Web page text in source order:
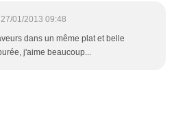
27/01/2013 09:48
dans un même plat et belle
j'aime beaucoup...